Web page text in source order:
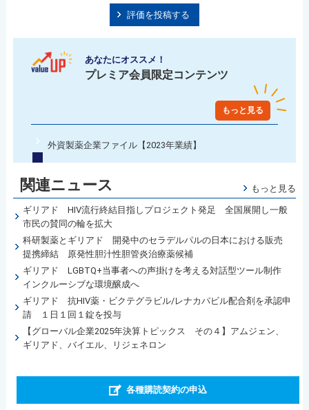
評価を投稿する
あなたにオススメ！
プレミア会員限定コンテンツ
もっと見る
外資製薬企業ファイル【2023年業績】
関連ニュース もっと見る
ギリアド HIV流行終結目指しプロジェクト発足 全国展開し一般
市民の賛同の輪を拡大
科研製薬とギリアド 開発中のセラデルパルの日本における販売
提携締結 原発性胆汁性胆管炎治療薬候補
ギリアド LGBTQ+当事者への声掛けを考える対話型ツール制作
インクルーシブな環境醸成へ
ギリアド 抗HIV薬・ビクテグラビル/レナカパビル配合剤を承認申
請 １日１回１錠を投与
【グローバル企業2025年決算トピックス その４】アムジェン、
ギリアド、バイエル、リジェネロン
各種購読契約の申込